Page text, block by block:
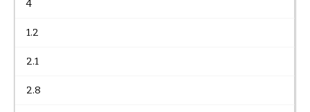
4
1.2
2.1
2.8